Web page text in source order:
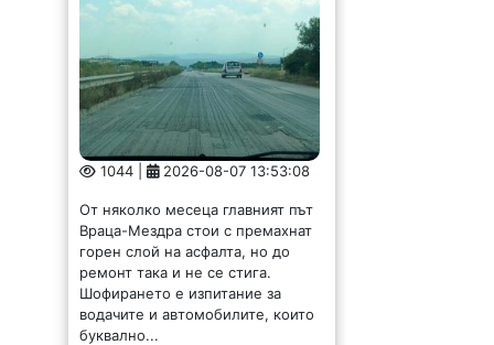
1044 | 2026-08-07 13:53:08
От няколко месеца главният път
Враца-Мездра стои с премахнат
горен слой на асфалта, но до
ремонт така и не се стига.
Шофирането е изпитание за
водачите и автомобилите, които
буквално...